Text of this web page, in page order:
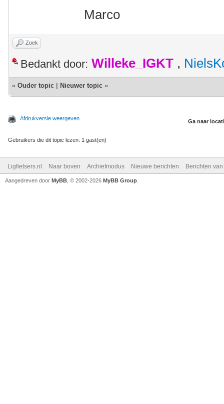
Marco
Zoek
Bedankt door: Willeke_IGKT ,
« Ouder topic Nieuwer topic »
Afdrukversie weergeven Ga naar
Gebruikers die dit topic lezen: 1 gast(en)
Ligfietsers.nl Naar boven Archiefmodus Nieuwe berichten Berichten
Aangedreven door MyBB , © 2002-2026 MyBB Group